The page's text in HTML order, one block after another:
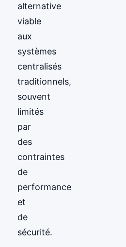
alternative
viable
aux
systèmes
centralisés
traditionnels,
souvent
limités
par
des
contraintes
de
performance
et
de
sécurité.